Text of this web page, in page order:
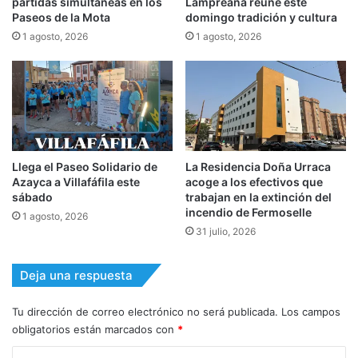
Paseos de la Mota
1 agosto, 2026
domingo tradición y cultura
1 agosto, 2026
Llega el Paseo Solidario de
Azayca a Villafáfila este
sábado
1 agosto, 2026
La Residencia Doña Urraca
acoge a los efectivos que
trabajan en la extinción del
incendio de Fermoselle
31 julio, 2026
Deja una respuesta
Tu dirección de correo electrónico no será publicada. Los campos
obligatorios están marcados con *